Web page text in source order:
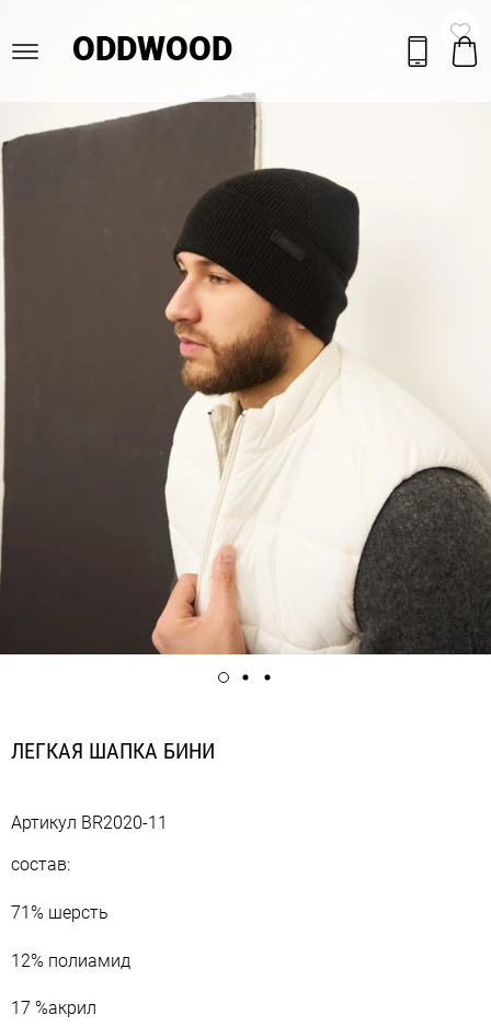
ODDWOOD
ЛЕГКАЯ ШАПКА БИНИ
Артикул BR2020-11
состав:
71% шерсть
12% полиамид
17 %акрил